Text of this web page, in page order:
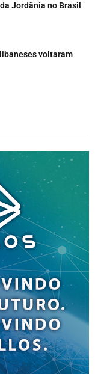
Jordânia no Brasil
voltaram